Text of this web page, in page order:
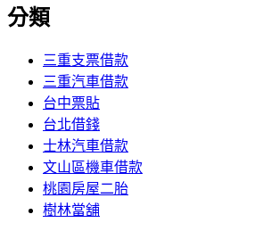
分類
三重支票借款
三重汽車借款
台中票貼
台北借錢
士林汽車借款
文山區機車借款
桃園房屋二胎
樹林當舖